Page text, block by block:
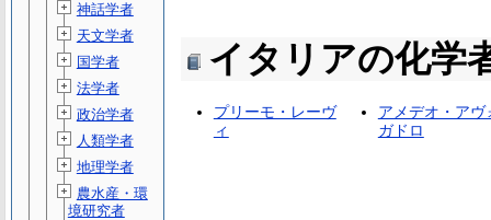
イタリアの化学
プリーモ・レーヴ
ィ
アメデオ・アヴ
ガドロ
神話学者
天文学者
国学者
法学者
政治学者
人類学者
地理学者
農水産・環
境研究者